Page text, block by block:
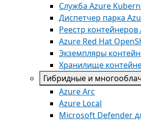
Служба Azure
Диспетчер парка
Реестр контейнеров
Azure Red Hat
Экземпляры
Хранилище
Гибридные и
Azure Arc​
Azure Local
Microsoft Defender